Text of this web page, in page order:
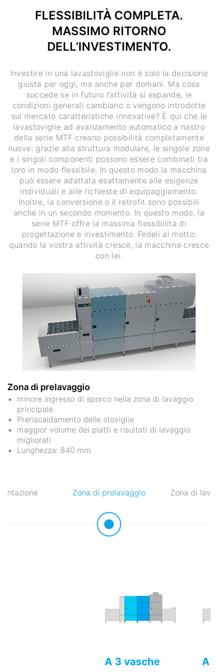
FLESSIBILITÀ COMPLETA.
MASSIMO RITORNO
DELL’INVESTIMENTO.
Investire in una lavastoviglie non è solo la decisione
giusta per oggi, ma anche per domani. Ma cosa
succede se in futuro l’attività si espande, le
condizioni generali cambiano o vengono introdotte
sul mercato caratteristiche innovative? È qui che le
lavastoviglie ad avanzamento automatico a nastro
della serie MTF creano possibilità completamente
nuove: grazie alla struttura modulare, le singole zone
e i singoli componenti possono essere combinati tra
loro in modo flessibile. In questo modo la macchina
può essere adattata esattamente alle esigenze
individuali e alle richieste di equipaggiamento.
Inoltre, la conversione o il retrofit sono possibili
anche in un secondo momento. In questo modo, la
serie MTF offre la massima flessibilità di
progettazione e investimento. Fedeli al motto:
quando la vostra attività cresce, la macchina cresce
con lei.
Zona di prelavaggio
minore ingresso di sporco nella zona di lavaggio
principale
Preriscaldamento delle stoviglie
maggior volume dei piatti e risultati di lavaggio
migliorati
Lunghezza: 840 mm
Zona di prelavaggio Zona di
A 3 vasche A